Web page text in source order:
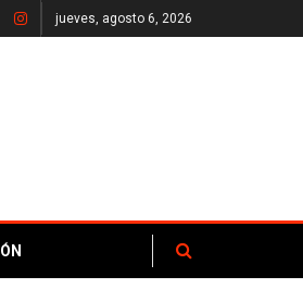
jueves, agosto 6, 2026